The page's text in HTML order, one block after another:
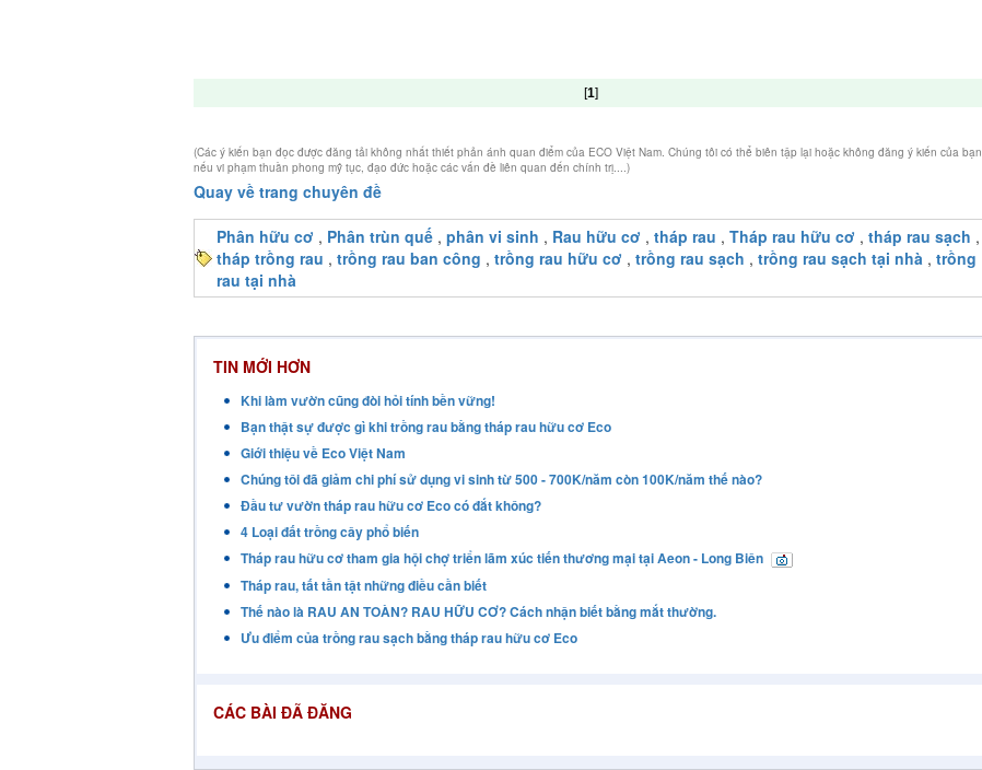
(Các ý kiến bạn đọc được đăng tải không nhất thiết phản ánh quan điểm của ECO Việt Nam. Chúng tôi có thể biên tập lại hoặc không đăng ý kiến của bạn
nếu vi phạm thuần phong mỹ tục, đạo đức hoặc các vấn đề liên quan đến chính trị....)
Quay về trang chuyên đề
Phân hữu cơ , Phân trùn quế , phân vi sinh , Rau hữu cơ , tháp rau , Tháp rau hữu cơ , tháp rau sạch ,
tháp trồng rau , trồng rau ban công , trồng rau hữu cơ , trồng rau sạch , trồng rau sạch tại nhà , trồng
rau tại nhà
TIN MỚI HƠN
Khi làm vườn cũng đòi hỏi tính bền vững!
Bạn thật sự được gì khi trồng rau bằng tháp rau hữu cơ Eco
Giới thiệu về Eco Việt Nam
Chúng tôi đã giảm chi phí sử dụng vi sinh từ 500 - 700K/năm còn 100K/năm thế nào?
Đầu tư vườn tháp rau hữu cơ Eco có đắt không?
4 Loại đất trồng cây phổ biến
Tháp rau hữu cơ tham gia hội chợ triển lãm xúc tiến thương mại tại Aeon - Long Biên
Tháp rau, tất tần tật những điều cần biết
Thế nào là RAU AN TOÀN? RAU HỮU CƠ? Cách nhận biết bằng mắt thường.
Ưu điểm của trồng rau sạch bằng tháp rau hữu cơ Eco
CÁC BÀI ĐÃ ĐĂNG